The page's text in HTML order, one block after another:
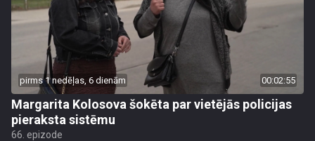
pirms 1 nedēļas, 6 dienām 00:02:55
Margarita Kolosova šokēta par vietējās policijas
pieraksta sistēmu
66. epizode